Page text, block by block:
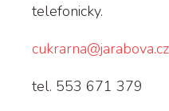
telefonicky.
cukrarna@jarabova.cz
tel. 553 671 379